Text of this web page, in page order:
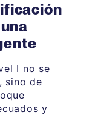
I no se
sino de
y